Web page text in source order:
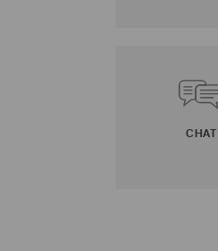
CHAT